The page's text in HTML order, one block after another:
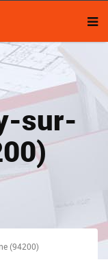
sur-
(94200)